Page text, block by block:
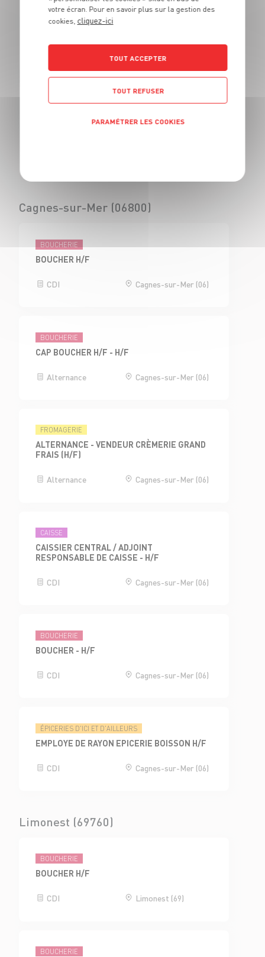
BOUCHER - H/F
(69)
BOUCHERIE
VENDEUR BOUCHERIE - H/F
Cagnes-sur-Mer (06800)
BOUCHERIE
BOUCHER H/F
CDI Cagnes-sur-Mer (06)
BOUCHERIE
CAP BOUCHER H/F - H/F
Alternance Cagnes-sur-Mer (06)
FROMAGERIE
ALTERNANCE - VENDEUR CRÈMERIE GRAND
FRAIS (H/F)
Alternance Cagnes-sur-Mer (06)
CAISSE
CAISSIER CENTRAL / ADJOINT
RESPONSABLE DE CAISSE - H/F
CDI Cagnes-sur-Mer (06)
BOUCHERIE
BOUCHER - H/F
CDI Cagnes-sur-Mer (06)
ÉPICERIES D'ICI ET D'AILLEURS
EMPLOYE DE RAYON EPICERIE BOISSON H/F
CDI Cagnes-sur-Mer (06)
Limonest (69760)
BOUCHERIE
BOUCHER H/F
CDI Limonest (69)
BOUCHERIE
votre écran. Pour en savoir plus sur la gestion des
cookies, cliquez-ici
TOUT ACCEPTER
TOUT REFUSER
PARAMÉTRER LES COOKIES